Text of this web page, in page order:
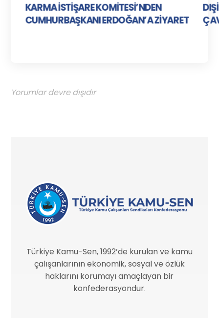
KARMA İSTİŞARE KOMİTESİ’NDEN
CUMHURBAŞKANI ERDOĞAN’A ZİYARET
Yorumlar devre dışıdır
Türkiye Kamu-Sen, 1992’de kurulan ve kamu
çalışanlarının ekonomik, sosyal ve özlük
haklarını korumayı amaçlayan bir
konfederasyondur.